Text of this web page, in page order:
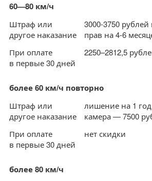
60—80 км/ч
Штраф или
другое наказание
3000-3750
прав на 4-6
При оплате
в первые 30 дней
2250–2812,5
более 60 км/ч повторно
Штраф или
другое наказание
лишение на 1
камера — 7500
При оплате
в первые 30 дней
нет скидки
более 80 км/ч